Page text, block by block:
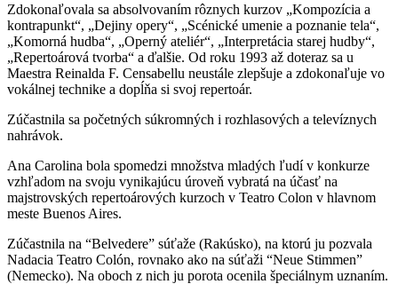
Zdokonaľovala sa absolvovaním rôznych kurzov „Kompozícia a
kontrapunkt“, „Dejiny opery“, „Scénické umenie a poznanie tela“,
„Komorná hudba“, „Operný ateliér“, „Interpretácia starej hudby“,
„Repertoárová tvorba“ a ďalšie. Od roku 1993 až doteraz sa u
Maestra Reinalda F. Censabellu neustále zlepšuje a zdokonaľuje vo
vokálnej technike a dopĺňa si svoj repertoár.
Zúčastnila sa početných súkromných i rozhlasových a televíznych
nahrávok.
Ana Carolina bola spomedzi množstva mladých ľudí v konkurze
vzhľadom na svoju vynikajúcu úroveň vybratá na účasť na
majstrovských repertoárových kurzoch v Teatro Colon v hlavnom
meste Buenos Aires.
Zúčastnila na “Belvedere” súťaže (Rakúsko), na ktorú ju pozvala
Nadacia Teatro Colón, rovnako ako na súťaži “Neue Stimmen”
(Nemecko). Na oboch z nich ju porota ocenila špeciálnym uznaním.